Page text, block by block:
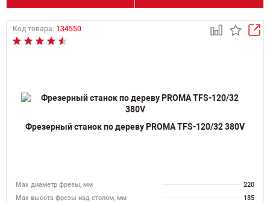
Код товара: 134550
Фрезерный станок по дереву PROMA TFS-120/32 380V
Max диаметр фрезы, мм
220
Мах высота фрезы над столом, мм
185